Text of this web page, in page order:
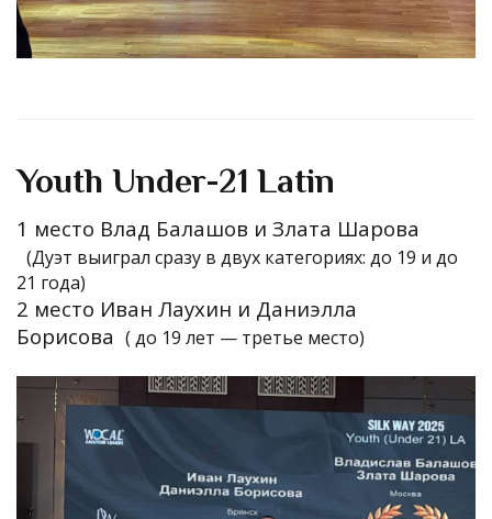
Youth Under-21 Latin
1 место Влад Балашов и Злата Шарова
(Дуэт выиграл сразу в двух категориях: до 19 и до
21 года)
2 место Иван Лаухин и Даниэлла
Борисова ( до 19 лет — третье место)